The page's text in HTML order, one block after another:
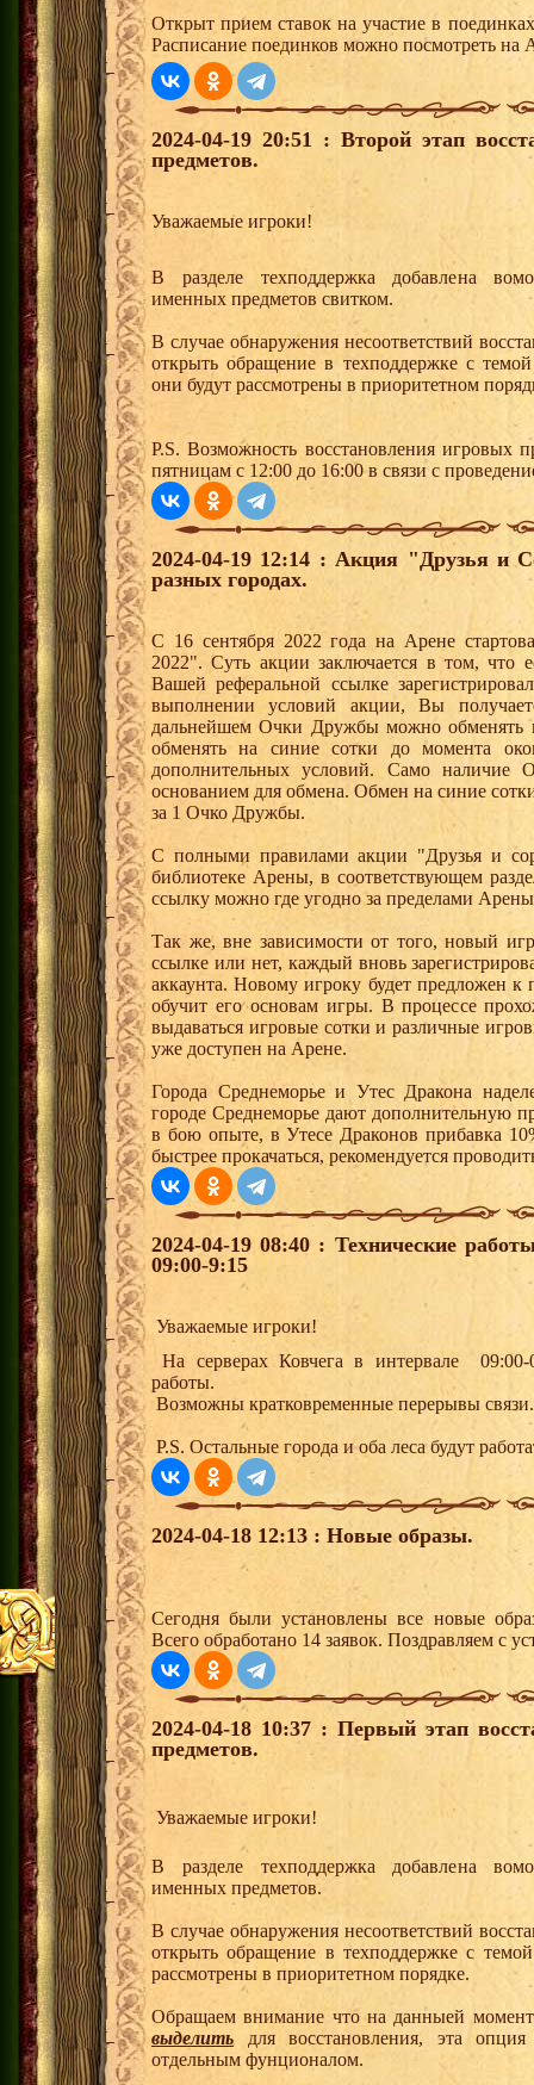
Открыт прием ставок на участие в
Расписание поединков можно посмотреть на
2024-04-19 20:51 : Второй этап
предметов.
Уважаемые игроки!
В разделе техподдержка добавлена
именных предметов свитком.
В случае обнаружения несоответствий
открыть обращение в техподдержке с
они будут рассмотрены в приоритетном
P.S. Возможность восстановления игровых
пятницам с 12:00 до 16:00 в связи с
2024-04-19 12:14 : Акция "Друзья и
разных городах.
С 16 сентября 2022 года на Арене
2022". Суть акции заключается в том, что
Вашей реферальной ссылке
выполнении условий акции, Вы
дальнейшем Очки Дружбы можно
обменять на синие сотки до момента
дополнительных условий. Само наличие
основанием для обмена. Обмен на синие
за 1 Очко Дружбы.
С полными правилами акции "Друзья и
библиотеке Арены, в соответствующем
ссылку можно где угодно за пределами
Так же, вне зависимости от того, новый
ссылке или нет, каждый вновь
аккаунта. Новому игроку будет предложен
обучит его основам игры. В процессе
выдаваться игровые сотки и различные
уже доступен на Арене.
Города Среднеморье и Утес Дракона
городе Среднеморье дают дополнительную
в бою опыте, в Утесе Драконов прибавка
быстрее прокачаться, рекомендуется
2024-04-19 08:40 : Технические
09:00-9:15
Уважаемые игроки!
На серверах Ковчега в интервале 09:00-
работы.
Возможны кратковременные перерывы связи.
P.S. Остальные города и оба леса будут
2024-04-18 12:13 : Новые образы.
Сегодня были установлены все новые
Всего обработано 14 заявок. Поздравляем с
2024-04-18 10:37 : Первый этап
предметов.
Уважаемые игроки!
В разделе техподдержка добавлена
именных предметов.
В случае обнаружения несоответствий
открыть обращение в техподдержке с
рассмотрены в приоритетном порядке.
Обращаем внимание что на данныей
выделить для восстановления, эта
отдельным фунционалом.